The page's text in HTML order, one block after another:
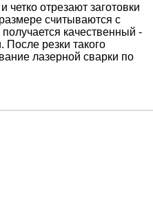
отрезают заготовки
считываются с
качественный -
резки такого
лазерной сварки по